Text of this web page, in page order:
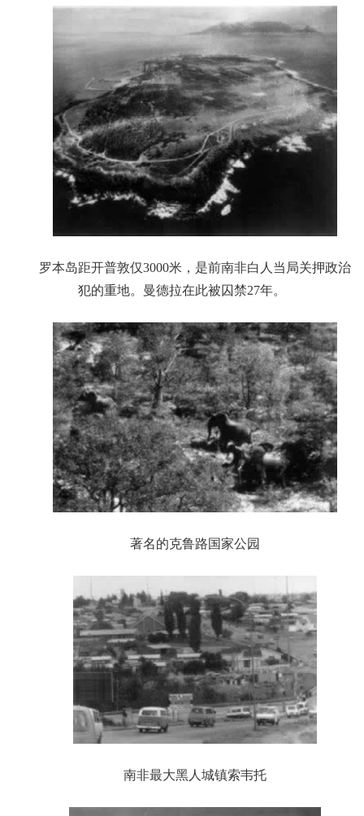
罗本岛距开普敦仅3000米，是前南非白人当局关押政治
犯的重地。曼德拉在此被囚禁27年。
著名的克鲁路国家公园
南非最大黑人城镇索韦托